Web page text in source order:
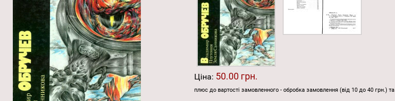
Ціна: 50.00 грн.
плюс до вартості замовленного - обробка замовлення (від 10 до 40 грн.) та